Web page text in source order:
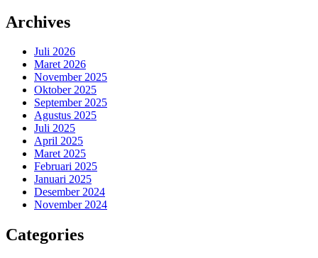
Archives
Juli 2026
Maret 2026
November 2025
Oktober 2025
September 2025
Agustus 2025
Juli 2025
April 2025
Maret 2025
Februari 2025
Januari 2025
Desember 2024
November 2024
Categories